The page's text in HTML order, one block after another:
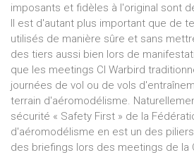
imposants et fidèles à l'original sont
Il est d'autant plus important que de
utilisés de manière sûre et sans
des tiers aussi bien lors de
que les meetings CI Warbird
journées de vol ou de vols
terrain d'aéromodélisme.
sécurité « Safety First » de la
d'aéromodélisme en est un des
des briefings lors des meetings de la